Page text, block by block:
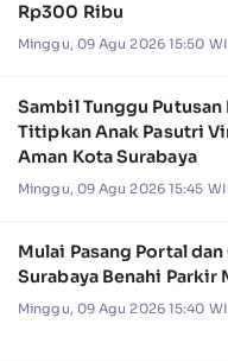
Rp300 Ribu
Minggu, 09 Agu 2026 15:50
Sambil Tunggu
Titipkan Anak Pasutri
Aman Kota Surabaya
Minggu, 09 Agu 2026 15:45
Mulai Pasang Portal
Surabaya Benahi Parkir
Minggu, 09 Agu 2026 15:40